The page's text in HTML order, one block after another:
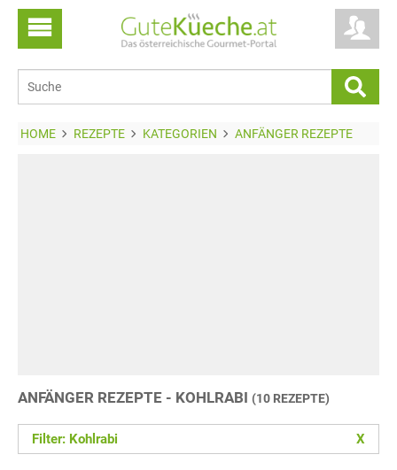
HOME REZEPTE KATEGORIEN ANFÄNGER REZEPTE
ANFÄNGER REZEPTE - KOHLRABI (10 REZEPTE)
Filter: Kohlrabi X